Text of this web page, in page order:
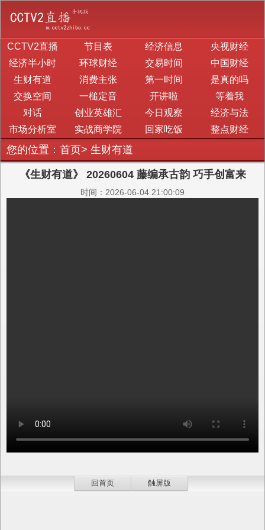
CCTV2直播 节目表 经济信息
央视财经
经济半小时
环球财经 交易时间
中国财经
生财有道
消费主张 第一时间
是真的吗
交换空间
一槌定音 开讲啦
等着我
对话
创业英雄汇 今日观察
经济与法
市场分析室
实战商学院 回家吃饭 整点财经
您的位置： 首页> 生财有道
《生财有道》 20260604 藤编承古韵 巧手创富来
时间：2026-06-04 21:00:09
回首页 触屏版